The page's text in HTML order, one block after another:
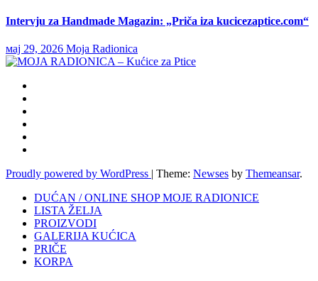
Intervju za Handmade Magazin: „Priča iza kucicezaptice.com“
мај 29, 2026 Moja Radionica
Proudly powered by WordPress | Theme: Newses by Themeansar.
DUĆAN / ONLINE SHOP MOJE RADIONICE
LISTA ŽELJA
PROIZVODI
GALERIJA KUĆICA
PRIČE
KORPA